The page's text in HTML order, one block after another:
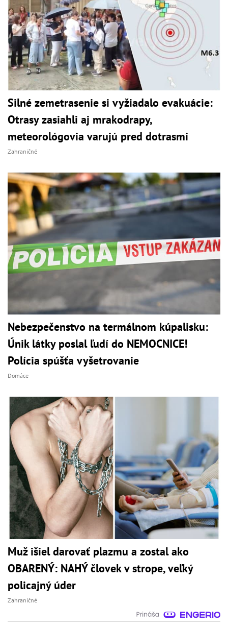
Silné zemetrasenie si vyžiadalo evakuácie:
Otrasy zasiahli aj mrakodrapy,
meteorológovia varujú pred dotrasmi
Zahraničné
Nebezpečenstvo na termálnom kúpalisku:
Únik látky poslal ľudí do NEMOCNICE!
Polícia spúšťa vyšetrovanie
Domáce
Muž išiel darovať plazmu a zostal ako
OBARENÝ: NAHÝ človek v strope, veľký
policajný úder
Zahraničné